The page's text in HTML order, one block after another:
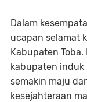
Dalam
ucapan selamat
Kabupaten
kabupaten
semakin maju
kesejahteraan